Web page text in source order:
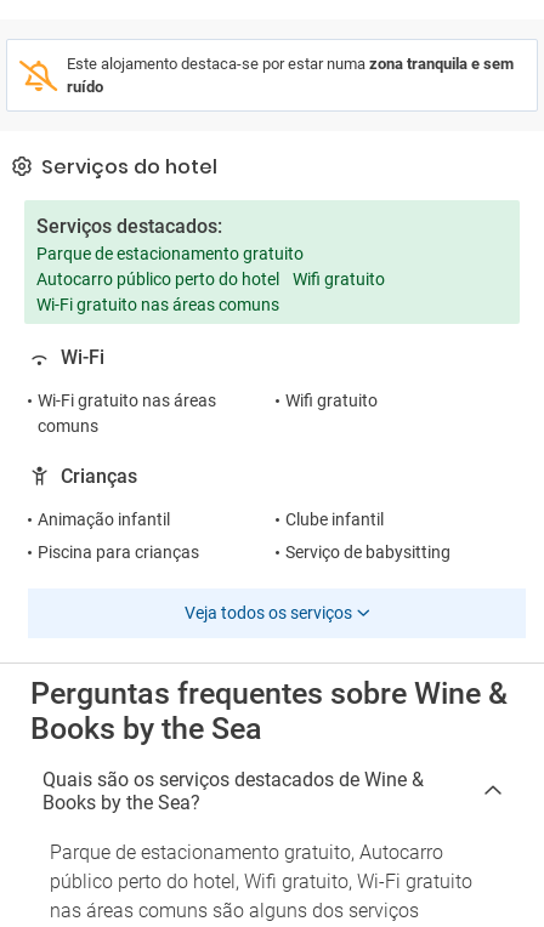
Este alojamento destaca-se por estar numa zona tranquila e sem
ruído
Serviços do hotel
Serviços destacados:
Parque de estacionamento gratuito
Autocarro público perto do hotel
Wifi gratuito
Wi-Fi gratuito nas áreas comuns
Wi-Fi
Wi-Fi gratuito nas áreas
comuns
Wifi gratuito
Crianças
Animação infantil
Clube infantil
Piscina para crianças
Serviço de babysitting
Veja todos os serviços
Perguntas frequentes sobre Wine &
Books by the Sea
Quais são os serviços destacados de Wine &
Books by the Sea?
Parque de estacionamento gratuito, Autocarro
público perto do hotel, Wifi gratuito, Wi-Fi gratuito
nas áreas comuns são alguns dos serviços